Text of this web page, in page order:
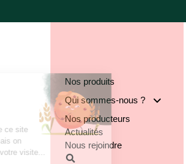
Nos produits
Qui sommes-nous ?
Notre groupe
Nos engagements
Notre implantation
Nos producteurs
Actualités
Nous rejoindre